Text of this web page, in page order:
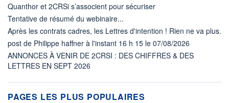
Quanthor et 2CRSi s’associent pour sécuriser
Tentative de résumé du webinaire...
Après les contrats cadres, les Lettres d'intention ! Rien ne va plus.
post de Philippe haffner à l'instant 16 h 15 le 07/08/2026
ANNONCES À VENIR DE 2CRSI : DES CHIFFRES & DES
LETTRES EN SEPT 2026
PAGES LES PLUS POPULAIRES